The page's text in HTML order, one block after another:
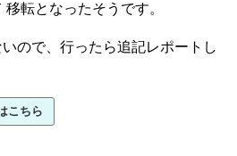
移転となったそうです。
ので、行ったら追記レポートし
こちら